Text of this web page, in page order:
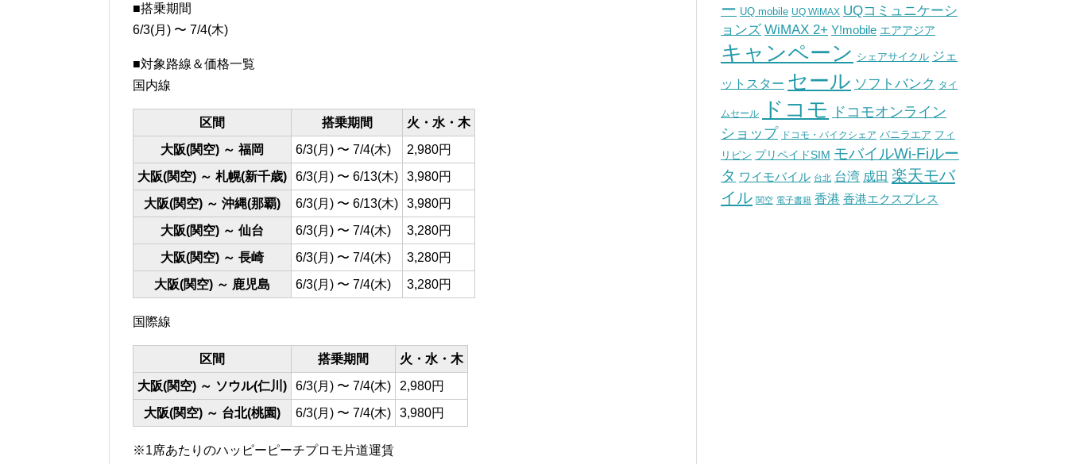
■搭乗期間
6/3(月) 〜 7/4(木)
■対象路線＆価格一覧
国内線
区間 搭乗期間
火・水・木
大阪(関空) ～ 福岡
6/3(月) 〜 7/4(木)
2,980円
大阪(関空) ～ 札幌(新千歳)
6/3(月) 〜 6/13(木)
3,980円
大阪(関空) ～ 沖縄(那覇)
6/3(月) 〜 6/13(木)
3,980円
大阪(関空) ～ 仙台
6/3(月) 〜 7/4(木)
3,280円
大阪(関空) ～ 長崎
6/3(月) 〜 7/4(木)
3,280円
大阪(関空) ～ 鹿児島
6/3(月) 〜 7/4(木) 3,280円
国際線
区間 搭乗期間
火・水・木
大阪(関空) ～ ソウル(仁川)
6/3(月) 〜 7/4(木)
2,980円
大阪(関空) ～ 台北(桃園)
6/3(月) 〜 7/4(木) 3,980円
※1席あたりのハッピーピーチプロモ片道運賃
ー UQ mobile UQ WiMAX UQコミュニケーシ
ョンズ WiMAX 2+ Y!mobile エアアジア
キャンペーン シェアサイクル ジェ
ットスター セール ソフトバンク タイ
ムセール ドコモ
ドコモオンライン
ショップ ドコモ・バイクシェア バニラエア フィ
リピン プリペイドSIM モバイルWi-Fiルー
タ ワイモバイル 台北 台湾 成田 楽天モバ
イル 関空 電子書籍 香港 香港エクスプレス